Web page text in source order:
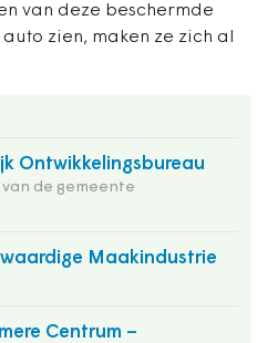
van deze beschermde
zien, maken ze zich al
Ontwikkelingsbureau
de gemeente
Maakindustrie
Centrum –